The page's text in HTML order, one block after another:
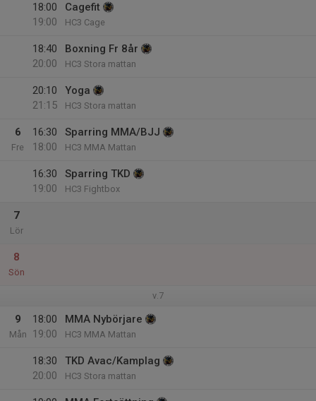
18:00
19:00
Cagefit
HC3 Cage
18:40
20:00
Boxning Fr 8år
HC3 Stora mattan
20:10
21:15
Yoga
HC3 Stora mattan
6
Fre
16:30
18:00
Sparring MMA/BJJ
HC3 MMA Mattan
16:30
19:00
Sparring TKD
HC3 Fightbox
7
Lör
8
Sön
v.7
9
Mån
18:00
19:00
MMA Nybörjare
HC3 MMA Mattan
18:30
20:00
TKD Avac/Kamplag
HC3 Stora mattan